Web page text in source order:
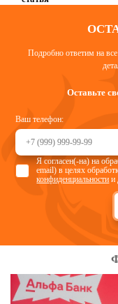
Подробно ответим на
Оставьте
Ваш телефон:
Я согласен(-на) на
email) в целях
конфиденциальности и